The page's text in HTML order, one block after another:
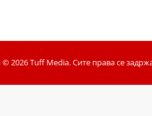
© 2026 Tuff Media. Сите права се